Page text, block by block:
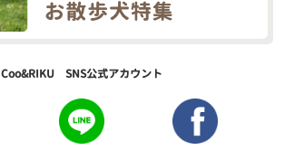
Coo&RIKU SNS公式アカウント